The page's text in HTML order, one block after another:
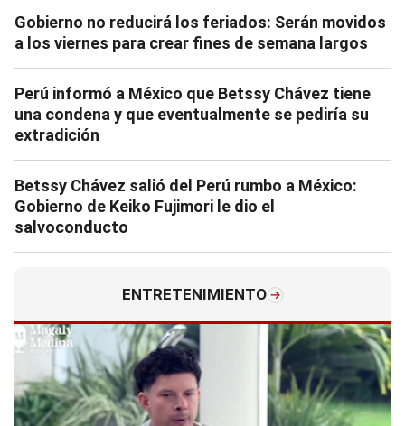
Gobierno no reducirá los feriados: Serán movidos
a los viernes para crear fines de semana largos
Perú informó a México que Betssy Chávez tiene
una condena y que eventualmente se pediría su
extradición
Betssy Chávez salió del Perú rumbo a México:
Gobierno de Keiko Fujimori le dio el
salvoconducto
ENTRETENIMIENTO